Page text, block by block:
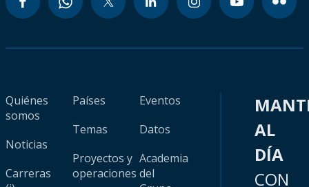
Quiénes
somos
Noticias
Carreras
Países
Temas
Proyectos y
operaciones
Eventos
Datos
Academia
del
AL
DÍA
CON